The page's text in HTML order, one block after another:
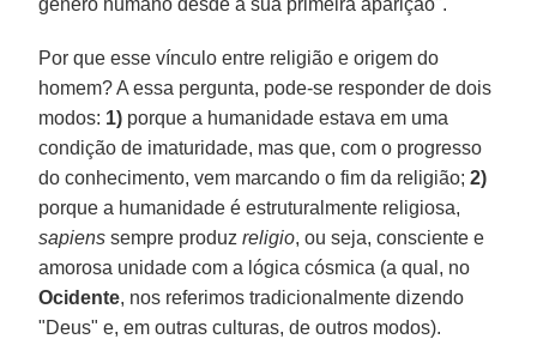
Por que esse vínculo entre religião e origem do
homem? A essa pergunta, pode-se responder de dois
modos: 1) porque a humanidade estava em uma
condição de imaturidade, mas que, com o progresso
do conhecimento, vem marcando o fim da religião; 2)
porque a humanidade é estruturalmente religiosa,
sapiens sempre produzreligio, ou seja, consciente e
amorosa unidade com a lógica cósmica (a qual, no
Ocidente, nos referimos tradicionalmente dizendo
"Deus" e, em outras culturas, de outros modos).